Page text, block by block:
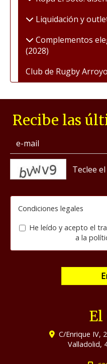
Liquidación y
Complementos
(2028)
Club de Rugby
Recibe las
Condiciones legales
He leído y acepto el
a la
El
C/Enrique IV,
Valladolid,